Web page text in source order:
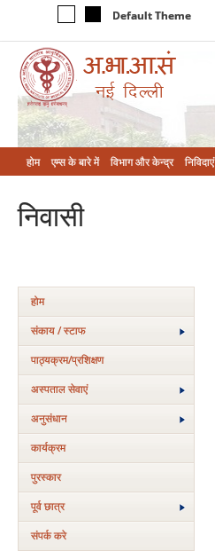
Default Theme
होम एम्‍स के बारे में विभाग और केन्‍द्र निविदाएं
निवासी
होम
संकाय / स्टाफ
पाठ्यक्रम/प्रशिक्षण
अस्‍पताल सेवाएं
अनुसंधान
कार्यक्रम
पुरस्‍कार
पूर्व छात्र
संपर्क करे